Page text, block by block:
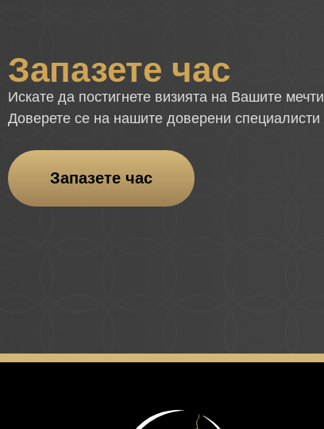
Запазете час
Искате да постигнете визията на Вашите
Доверете се на нашите доверени
Запазете час